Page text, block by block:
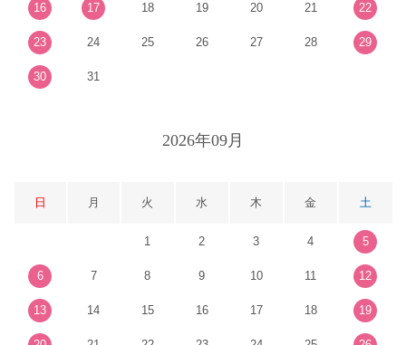
16 17 18 19 20 21 22
23 24 25 26 27 28 29
30 31
2026年09月
日 月 火 水 木 金 土
1 2 3 4 5
6 7 8 9 10 11 12
13 14 15 16 17 18 19